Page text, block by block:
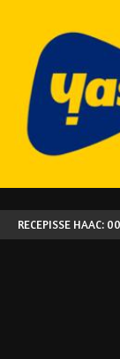
RECEPISSE HAAC: